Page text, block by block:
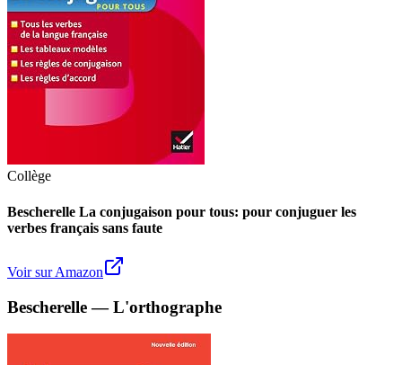
Collège
Bescherelle La conjugaison pour tous: pour conjuguer les
verbes français sans faute
Voir sur Amazon
Bescherelle — L'orthographe